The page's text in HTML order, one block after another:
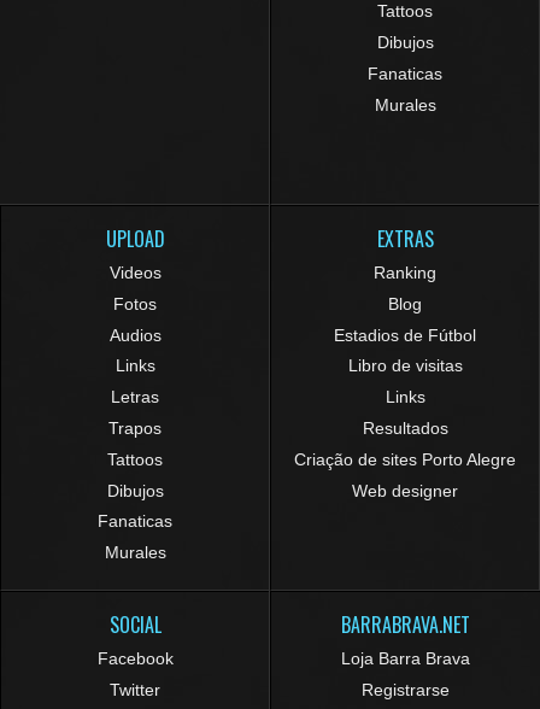
Tattoos
Dibujos
Fanaticas
Murales
UPLOAD
Videos
Fotos
Audios
Links
Letras
Trapos
Tattoos
Dibujos
Fanaticas
Murales
EXTRAS
Ranking
Blog
Estadios de Fútbol
Libro de visitas
Links
Resultados
Criação de sites Porto Alegre
Web designer
SOCIAL
Facebook
Twitter
BARRABRAVA.NET
Loja Barra Brava
Registrarse